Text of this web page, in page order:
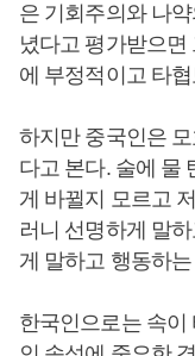
은 기회주의와 나
녔다고 평가받으면
에 부정적이고 타
하지만 중국인은
다고 본다. 술에 물
게 바뀔지 모르고
러니 선명하게 말
게 말하고 행동하
한국인으로는 속이